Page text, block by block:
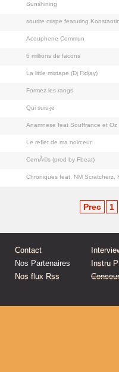
Sunshining
sourire crispe featuring
Acouphene Commun
6 millions de facons
La little mixtape (Dj Fidjay)
Formez les rangs
Qui suis-je
Anamnese feat Souffrance et Oz
Le reflet de ma noirceur
CernÃ©s (prod by Fbeat)
Chroniques feat. NM Scratcherz,
Prec 1
Contact
Nos Partenaires
Nos flux Rss
Instru